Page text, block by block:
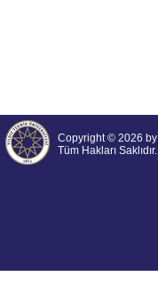
Copyright © 2026 by
Tüm Hakları Saklıdır.